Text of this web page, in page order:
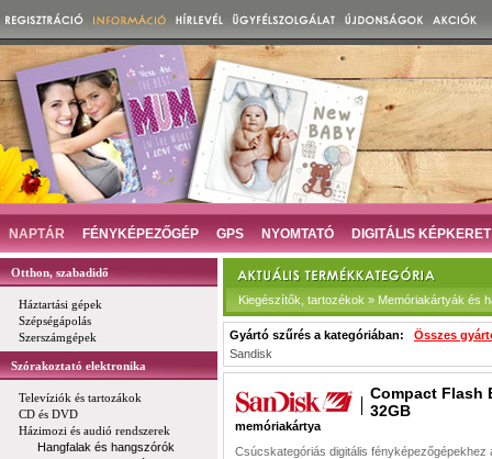
NAPTÁR FÉNYKÉPEZŐGÉP GPS NYOMTATÓ DIGITÁLIS KÉPKERET
Otthon, szabadidő
Háztartási gépek
Szépségápolás
Szerszámgépek
Szórakoztató elektronika
Televíziók és tartozákok
CD és DVD
Házimozi és audió rendszerek
Hangfalak és hangszórók
Kiegészítők, tartozékok » Memóriakártyák és
Gyártó szűrés a kategóriában: Összes
Sandisk
Compact Flash
32GB
memóriakártya
Csúcskategóriás digitális fényképezőgépekhez